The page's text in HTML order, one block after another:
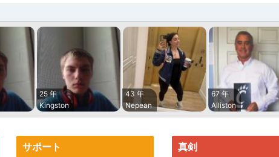
25 年
Kingston
43 年
Nepean
67 年
Alliston
サポート 真剣